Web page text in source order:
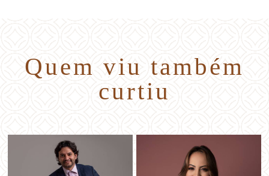
Quem viu também
curtiu